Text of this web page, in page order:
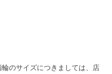
のサイズにつきましては、店